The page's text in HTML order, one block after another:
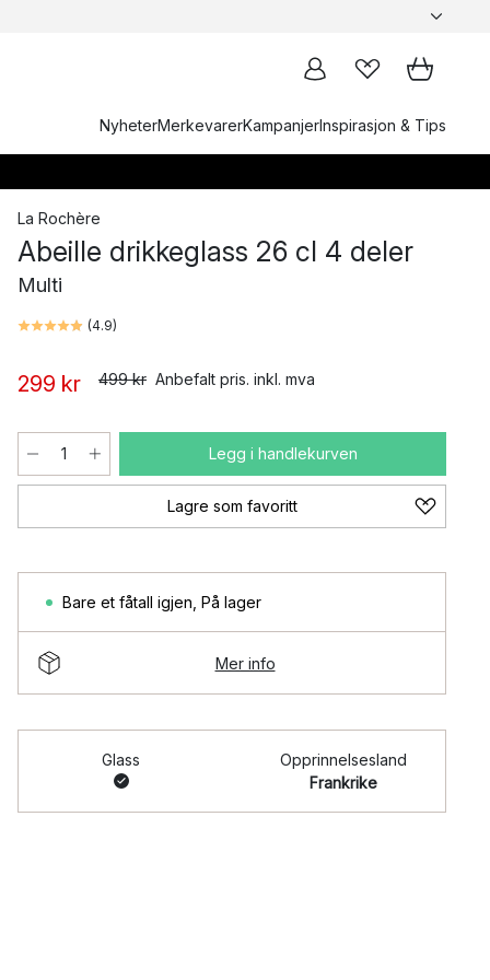
NyheterMerkevarerKampanjerInspirasjon & Tips
La Rochère
Abeille drikkeglass 26 cl 4 deler
Multi
(4.9)
299 kr 499 kr Anbefalt pris. inkl. mva
Legg i handlekurven
Lagre som favoritt
Bare et fåtall igjen På lager
Mer info
Glass
Opprinnelsesland
Frankrike